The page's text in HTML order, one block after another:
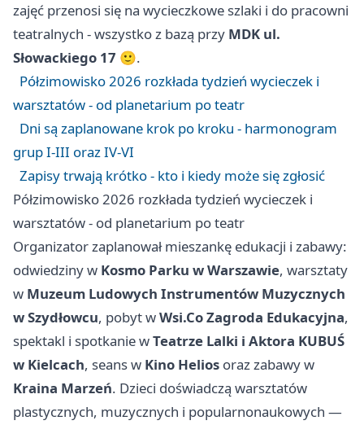
zajęć przenosi się na wycieczkowe szlaki i do pracowni
teatralnych - wszystko z bazą przy MDK ul.
Słowackiego 17 🙂.
Półzimowisko 2026 rozkłada tydzień wycieczek i
warsztatów - od planetarium po teatr
Dni są zaplanowane krok po kroku - harmonogram
grup I-III oraz IV-VI
Zapisy trwają krótko - kto i kiedy może się zgłosić
Półzimowisko 2026 rozkłada tydzień wycieczek i
warsztatów - od planetarium po teatr
Organizator zaplanował mieszankę edukacji i zabawy:
odwiedziny w Kosmo Parku w Warszawie, warsztaty
w Muzeum Ludowych Instrumentów Muzycznych
w Szydłowcu, pobyt wWsi.Co Zagroda Edukacyjna,
spektakl i spotkanie wTeatrze Lalki i Aktora KUBUŚ
w Kielcach, seans w Kino Helios oraz zabawy w
Kraina Marzeń. Dzieci doświadczą warsztatów
plastycznych, muzycznych i popularnonaukowych —